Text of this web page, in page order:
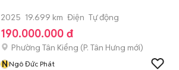
2025 19.699 km Điện Tự động
190.000.000 đ
Phường Tân Kiểng (P. Tân Hưng mới)
NNgô Đức Phát